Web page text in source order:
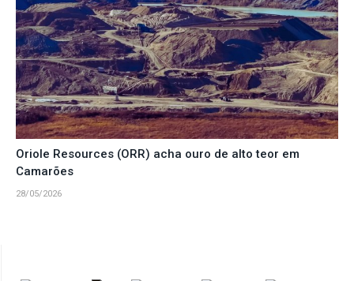
Oriole Resources (ORR) acha ouro de alto teor em
Camarões
28/05/2026